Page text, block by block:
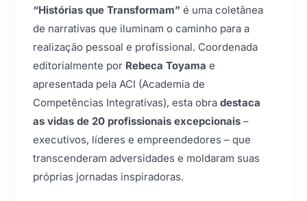
“Histórias que Transformam” é uma coletânea
de narrativas que iluminam o caminho para a
realização pessoal e profissional. Coordenada
editorialmente por Rebeca Toyama e
apresentada pela ACI (Academia de
Competências Integrativas), esta obradestaca
as vidas de 20 profissionais excepcionais –
executivos, líderes e empreendedores – que
transcenderam adversidades e moldaram suas
próprias jornadas inspiradoras.